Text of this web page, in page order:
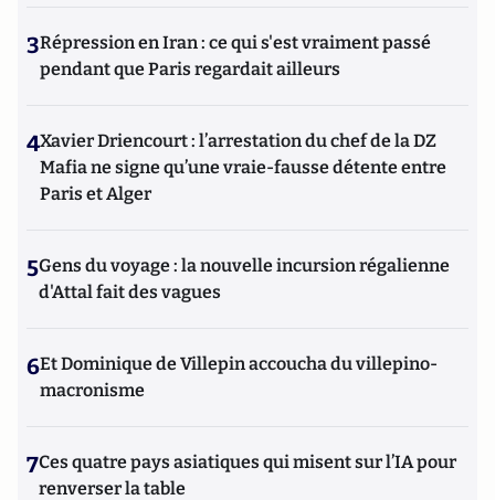
3Répression en Iran : ce qui s'est vraiment passé
pendant que Paris regardait ailleurs
4Xavier Driencourt : l’arrestation du chef de la DZ
Mafia ne signe qu’une vraie-fausse détente entre
Paris et Alger
5Gens du voyage : la nouvelle incursion régalienne
d'Attal fait des vagues
6Et Dominique de Villepin accoucha du villepino-
macronisme
7Ces quatre pays asiatiques qui misent sur l’IA pour
renverser la table